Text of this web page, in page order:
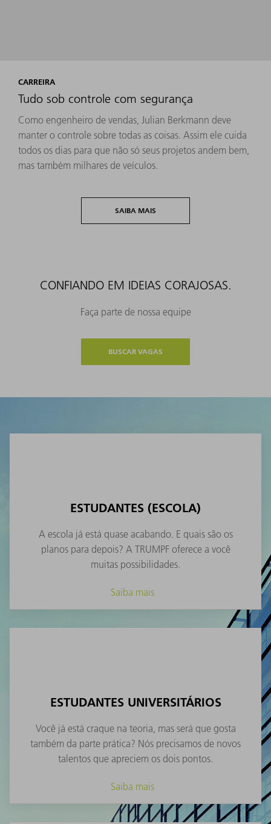
CARREIRA
Tudo sob controle com segurança
Como engenheiro de vendas, Julian Berkmann deve
manter o controle sobre todas as coisas. Assim ele cuida
todos os dias para que não só seus projetos andem bem,
mas também milhares de veículos.
SAIBA MAIS
CONFIANDO EM IDEIAS CORAJOSAS.
Faça parte de nossa equipe
BUSCAR VAGAS
ESTUDANTES (ESCOLA)
A escola já está quase acabando. E quais são os
planos para depois? A TRUMPF oferece a você
muitas possibilidades.
Saiba mais
ESTUDANTES UNIVERSITÁRIOS
Você já está craque na teoria, mas será que gosta
também da parte prática? Nós precisamos de novos
talentos que apreciem os dois pontos.
Saiba mais